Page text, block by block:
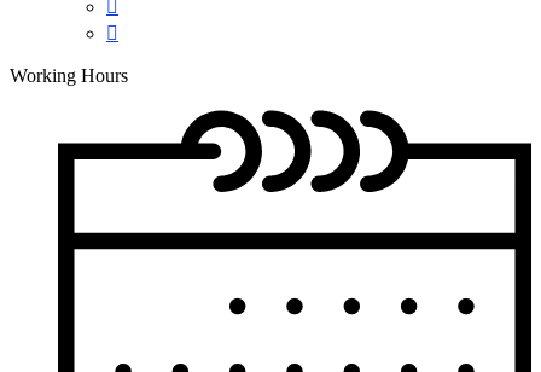
Working Hours